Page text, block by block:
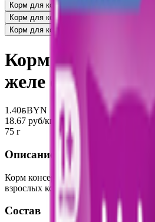
Корм для кошек «Whiskas» желе с
Корм для кошек «Kitekat» ягнёнок в
Корм для кошек «Whiskas» форель-
Корм для кошек
желе с лососем
1.40BYNBYN
18.67 руб/кг
75 г
Описание
Корм консервированный
взрослых кошек желе с лососем
Состав